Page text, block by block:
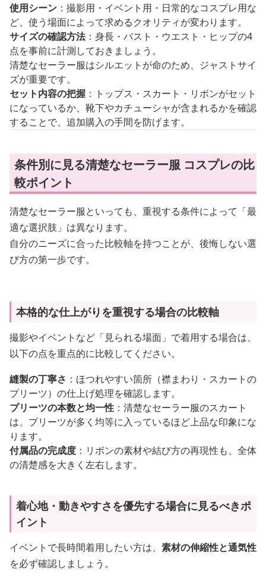
使用シーン ：撮影用・イベント用・日常的なコスプレ用な
ど、使う場面によって求めるクオリティが変わります。
サイズの確認方法：身長・バスト・ウエスト・ヒップの4
点を事前に計測しておきましょう。
清楚なセーラー服はシルエットが命のため、ジャストサイ
ズが重要です。
セット内容の把握 ：トップス・スカート・リボンがセット
になっているか、靴下やカチューシャが含まれるかを確認
することで、追加購入の手間を防げます。
条件別に見る清楚なセーラー服 コスプレの比
較ポイント
清楚なセーラー服といっても、重視する条件によって「最
適な選択肢」は異なります。
自分のニーズに合った比較軸を持つことが、後悔しない選
び方の第一歩です。
本格的な仕上がりを重視する場合の比較軸
撮影やイベントなど「見られる場面」で着用する場合は、
以下の点を重点的に比較してください。
縫製の丁寧さ ：ほつれやすい箇所（襟まわり・スカートの
プリーツ）の仕上げ処理を確認します。
プリーツの本数と均一性 ：清楚なセーラー服のスカート
は、プリーツが多く均等に入っているほど上品な印象にな
ります。
付属品の完成度 ：リボンの素材や結び方の再現性も、全体
の清楚感を大きく左右します。
着心地・動きやすさを優先する場合に見るべきポ
イント
イベントで長時間着用したい方は、 素材の伸縮性と通気性
を必ず確認しましょう。